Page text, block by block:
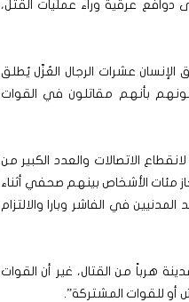
دوافع عرقية وراء عمليات القتل،
عشرات الرجال العُزّل يُطلق
بأنهم مقاتلون في القوات
الاتصالات والعدد الكبير من
مئات الأشخاص بينهم صحفي أثناء
في الفاشر وبارا والالتزام
هرباً من القتال، غير أن القوات
أو للقوات المشتركة”.